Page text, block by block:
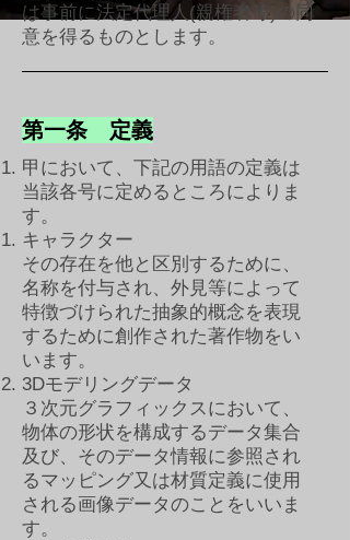
は事前に法定代理人(親権者等)の同
意を得るものとします。​
第一条 定義
甲において、下記の用語の定義は
当該各号に定めるところによりま
す。
キャラクタ​ー
​その存在を他と区別するために、
名称を付与され、外見等によって
特徴づけられた抽象的概念を表現
するために創作された著作物をい
います。
3Dモデリングデータ​​
３次元グラフィックスにおいて、
物体の形状を構成するデータ集合
及び、そのデータ情報に参照され
るマッピング又は材質定義に使用
される画像データのことをいいま
す。